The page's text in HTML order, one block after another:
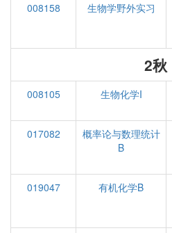
008158 生物学野外实习
2秋
008105 生物化学I
017082
概率论与数理统计
B
019047
有机化学B